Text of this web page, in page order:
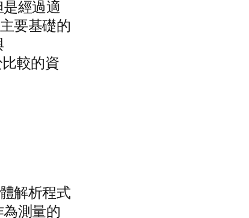
經過適
要基礎的
較的資
解析程式
測量的